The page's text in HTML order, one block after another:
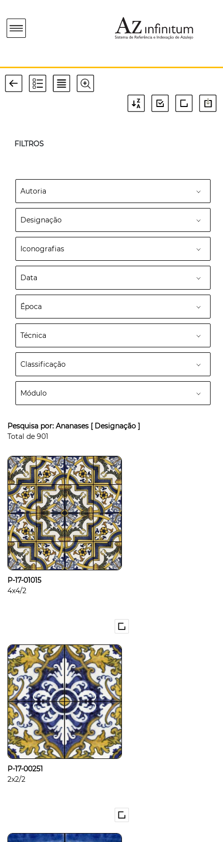
FILTROS
Autoria
Designação
Iconografias
Data
Época
Técnica
Classificação
Módulo
Pesquisa por: Ananases [ Designação ]
Total de 901
P-17-01015
4x4/2
P-17-00251
2x2/2